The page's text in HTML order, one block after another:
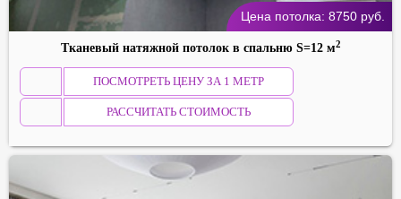
Цена потолка: 8750 руб.
Тканевый натяжной потолок в спальню S=12 м2
ПОСМОТРЕТЬ ЦЕНУ ЗА 1 МЕТР
РАССЧИТАТЬ СТОИМОСТЬ